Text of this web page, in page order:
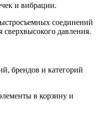
и вибрации.
соединений
давления.
брендов и категорий
в корзину и